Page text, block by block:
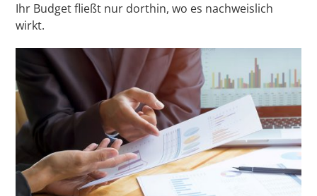
Ihr Budget fließt nur dorthin, wo es nachweislich
wirkt.